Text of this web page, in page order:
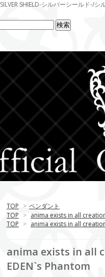
SILVER SHIELD-シルバーシールド-/
TOP > ペンダント
TOP > anima exists in all
TOP > anima exists in all
anima exists in all
EDEN`s Phantom